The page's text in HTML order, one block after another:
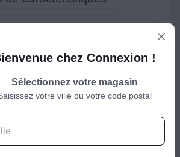
chez Connexion !
Sélectionnez votre magasin
votre ville ou votre code postal